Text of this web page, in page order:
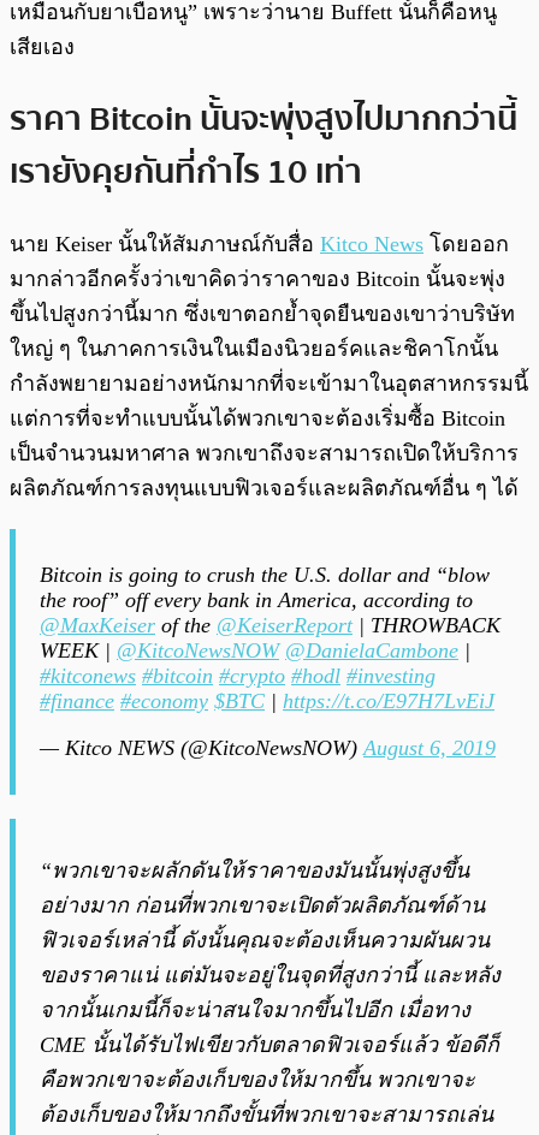
เหมือนกับยาเบื่อหนู” เพราะว่านาย Buffett นั้นก็คือหนู
เสียเอง
ราคา Bitcoin นั้นจะพุ่งสูงไปมากกว่านี้
เรายังคุยกันที่กำไร 10 เท่า
นาย Keiser นั้นให้สัมภาษณ์กับสื่อ Kitco News โดยออก
มากล่าวอีกครั้งว่าเขาคิดว่าราคาของ Bitcoin นั้นจะพุ่ง
ขึ้นไปสูงกว่านี้มาก ซึ่งเขาตอกย้ำจุดยืนของเขาว่าบริษัท
ใหญ่ ๆ ในภาคการเงินในเมืองนิวยอร์คและชิคาโกนั้น
กำลังพยายามอย่างหนักมากที่จะเข้ามาในอุตสาหกรรมนี้
แต่การที่จะทำแบบนั้นได้พวกเขาจะต้องเริ่มซื้อ Bitcoin
เป็นจำนวนมหาศาล พวกเขาถึงจะสามารถเปิดให้บริการ
ผลิตภัณฑ์การลงทุนแบบฟิวเจอร์และผลิตภัณฑ์อื่น ๆ ได้
Bitcoin is going to crush the U.S. dollar and “blow
the roof” off every bank in America, according to
@MaxKeiser of the @KeiserReport| THROWBACK
WEEK | @KitcoNewsNOW @DanielaCambone |
#kitconews #bitcoin #crypto #hodl #investing
#finance #economy $BTC | https://t.co/E97H7LvEiJ
— Kitco NEWS (@KitcoNewsNOW) August 6, 2019
“พวกเขาจะผลักดันให้ราคาของมันนั้นพุ่งสูงขึ้น
อย่างมาก ก่อนที่พวกเขาจะเปิดตัวผลิตภัณฑ์ด้าน
ฟิวเจอร์เหล่านี้ ดังนั้นคุณจะต้องเห็นความผันผวน
ของราคาแน่ แต่มันจะอยู่ในจุดที่สูงกว่านี้ และหลัง
จากนั้นเกมนี้ก็จะน่าสนใจมากขึ้นไปอีก เมื่อทาง
CME นั้นได้รับไฟเขียวกับตลาดฟิวเจอร์แล้ว ข้อดีก็
คือพวกเขาจะต้องเก็บของให้มากขึ้น พวกเขาจะ
ต้องเก็บของให้มากถึงขั้นที่พวกเขาจะสามารถเล่น